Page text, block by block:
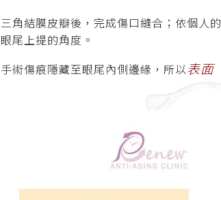
角結膜皮瓣後，完成傷口縫合；依個人的
尾上提的角度。
術傷痕隱藏至眼尾內側邊緣，所以表面